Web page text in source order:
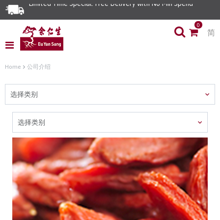
0
简
Home 公司介绍
选择类别
选择类别